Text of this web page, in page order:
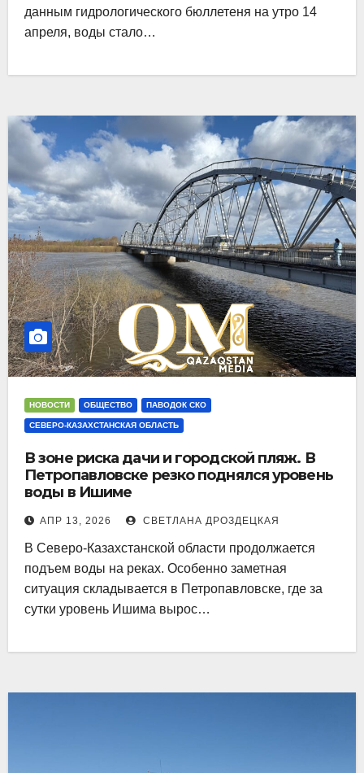
данным гидрологического бюллетеня на утро 14
апреля, воды стало…
НОВОСТИ ОБЩЕСТВО ПАВОДОК СКО
СЕВЕРО-КАЗАХСТАНСКАЯ ОБЛАСТЬ
В зоне риска дачи и городской пляж. В
Петропавловске резко поднялся уровень
воды в Ишиме
АПР 13, 2026 СВЕТЛАНА ДРОЗДЕЦКАЯ
В Северо-Казахстанской области продолжается
подъем воды на реках. Особенно заметная
ситуация складывается в Петропавловске, где за
сутки уровень Ишима вырос…